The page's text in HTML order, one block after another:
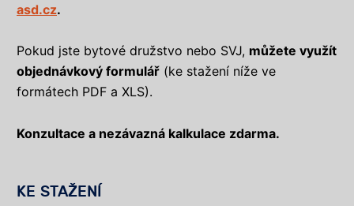
asd.cz.
Pokud jste bytové družstvo nebo SVJ, můžete využít
objednávkový formulář (ke stažení níže ve
formátech PDF a XLS).
Konzultace a nezávazná kalkulace zdarma.
KE STAŽENÍ